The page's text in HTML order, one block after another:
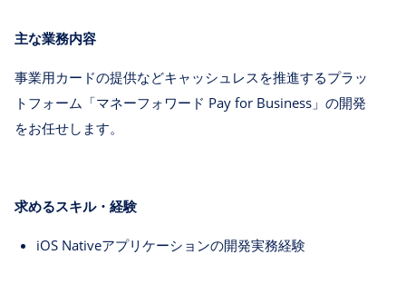
主な業務内容
事業用カードの提供などキャッシュレスを推進するプラッ
トフォーム「マネーフォワード Pay for Business」の開発
をお任せします。
求めるスキル・経験
iOS Nativeアプリケーションの開発実務経験